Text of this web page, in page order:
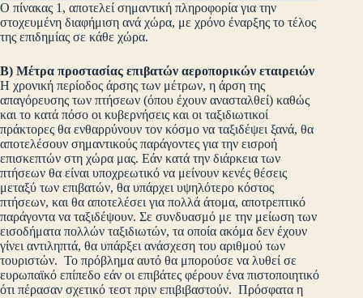
Ο πίνακας 1, αποτελεί σημαντική πληροφορία για την
στοχευμένη διαφήμιση ανά χώρα, με χρόνο έναρξης το τέλος
της επιδημίας σε κάθε χώρα.
Β) Μέτρα προστασίας επιβατών αεροπορικών εταιρειών
Η χρονική περίοδος άρσης των μέτρων, η άρση της
απαγόρευσης των πτήσεων (όπου έχουν ανασταλθεί) καθώς
και το κατά πόσο οι κυβερνήσεις και οι ταξιδιωτικοί
πράκτορες θα ενθαρρύνουν τον κόσμο να ταξιδέψει ξανά, θα
αποτελέσουν σημαντικούς παράγοντες για την εισροή
επισκεπτών στη χώρα μας. Εάν κατά την διάρκεια των
πτήσεων θα είναι υποχρεωτικό να μείνουν κενές θέσεις
μεταξύ των επιβατών, θα υπάρχει υψηλότερο κόστος
πτήσεων, και θα αποτελέσει για πολλά άτομα, αποτρεπτικό
παράγοντα να ταξιδέψουν. Σε συνδυασμό με την μείωση των
εισοδήματα πολλών ταξιδιωτών, τα οποία ακόμα δεν έχουν
γίνει αντιληπτά, θα υπάρξει ανάσχεση του αριθμού των
τουριστών. Το πρόβλημα αυτό θα μπορούσε να λυθεί σε
ευρωπαϊκό επίπεδο εάν οι επιβάτες φέρουν ένα πιστοποιητικό
ότι πέρασαν σχετικό τεστ πριν επιβιβαστούν. Πρόσφατα η